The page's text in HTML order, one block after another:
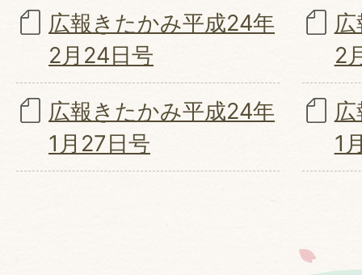
広報きたかみ平成24年
2月24日号
2
広報きたかみ平成24年
1月27日号
1